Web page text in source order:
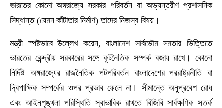
ভারতের কোনো অঙ্গরাজ্যে সরকার পরিবর্তন বা অভ্যন্তরীণ প্রশাসনিক
সিদ্ধান্ত (যেমন কাঁটাতার নির্মাণ) তাদের নিজস্ব বিষয়।
মন্ত্রী স্পষ্টভাবে উল্লেখ করেন, বাংলাদেশ সার্বভৌম সমতার ভিত্তিতে
ভারতের কেন্দ্রীয় সরকারের সঙ্গে কূটনৈতিক সম্পর্ক বজায় রাখে। কোনো
নির্দিষ্ট অঙ্গরাজ্যের রাজনৈতিক পটপরিবর্তন বাংলাদেশের পররাষ্ট্রনীতি বা
দ্বিপাক্ষিক সম্পর্কের ওপর প্রভাব ফেলে না। সীমান্তে অনুপ্রবেশ রোধ
এবং আইনশৃঙ্খলা পরিস্থিতি স্বাভাবিক রাখতে বিজিবি সার্বক্ষণিক সতর্ক